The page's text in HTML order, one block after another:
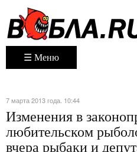
☰ Меню
7 марта 2013 года. 10:44
Изменения в
любительском
вчера рыбаки и